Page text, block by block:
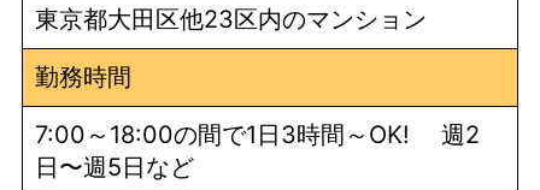
東京都大田区他23区内のマンション
勤務時間
7:00～18:00の間で1日3時間～OK! 週2
日〜週5日など